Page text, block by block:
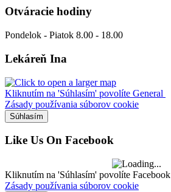
Otváracie hodiny
Pondelok - Piatok 8.00 - 18.00
Lekáreň Ina
Kliknutím na 'Súhlasím' povolíte General
Zásady používania súborov cookie
Súhlasím
Like Us On Facebook
Kliknutím na 'Súhlasím' povolíte Facebook
Zásady používania súborov cookie